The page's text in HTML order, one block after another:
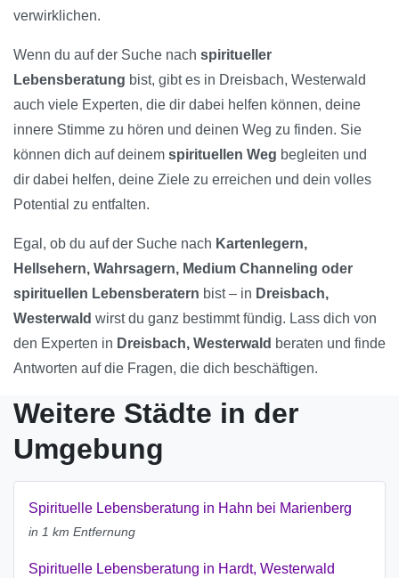
verwirklichen.
Wenn du auf der Suche nach spiritueller
Lebensberatung bist, gibt es in Dreisbach, Westerwald
auch viele Experten, die dir dabei helfen können, deine
innere Stimme zu hören und deinen Weg zu finden. Sie
können dich auf deinem spirituellen Weg begleiten und
dir dabei helfen, deine Ziele zu erreichen und dein volles
Potential zu entfalten.
Egal, ob du auf der Suche nach Kartenlegern,
Hellsehern, Wahrsagern, Medium Channeling oder
spirituellen Lebensberatern bist – in Dreisbach,
Westerwald wirst du ganz bestimmt fündig. Lass dich von
den Experten in Dreisbach, Westerwald beraten und finde
Antworten auf die Fragen, die dich beschäftigen.
Weitere Städte in der
Umgebung
Spirituelle Lebensberatung in Hahn bei Marienberg
in 1 km Entfernung
Spirituelle Lebensberatung in Hardt, Westerwald